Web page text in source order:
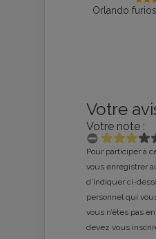
Orlando
Votre
Votre note :
Pour participer à
vous enregistrer
d’indiquer ci-
personnel qui
vous n’êtes pas
devez vous